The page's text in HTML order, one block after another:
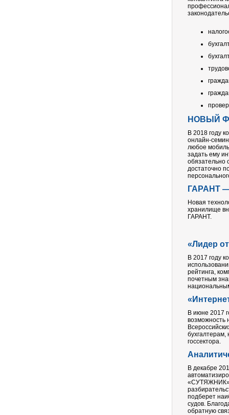
НОВЫЙ
В 2018 году
онлайн-
любое
задать ему
обязательно
достаточно
ГАРАНТ
Новая
хранилище
ГАРАНТ.
«Лидер
В 2017 году
рейтинга,
почетным
В июне 2017
возможность
бухгалтерам,
госсектора.
В декабре
«СУТЯЖНИК»
подберет
судов.
обратную